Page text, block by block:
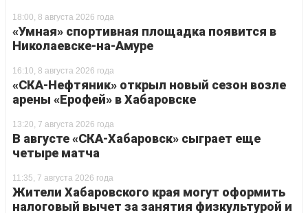
18:00, 8 августа 2026 года
«Умная» спортивная площадка появится в
Николаевске-на-Амуре
16:10, 8 августа 2026 года
«СКА-Нефтяник» открыл новый сезон возле
арены «Ерофей» в Хабаровске
13:20, 7 августа 2026 года
В августе «СКА-Хабаровск» сыграет еще
четыре матча
11:35, 7 августа 2026 года
Жители Хабаровского края могут оформить
налоговый вычет за занятия физкультурой и